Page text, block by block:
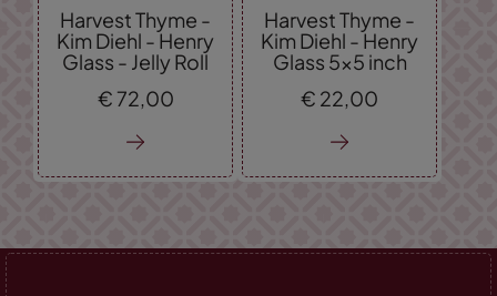
Harvest Thyme -
Kim Diehl - Henry
Glass - Jelly Roll
€ 72, 00
Harvest Thyme -
Kim Diehl - Henry
Glass 5x5 inch
€ 22, 00